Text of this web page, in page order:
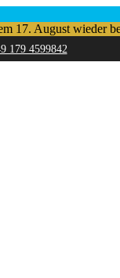
17. August wieder
179 4599842